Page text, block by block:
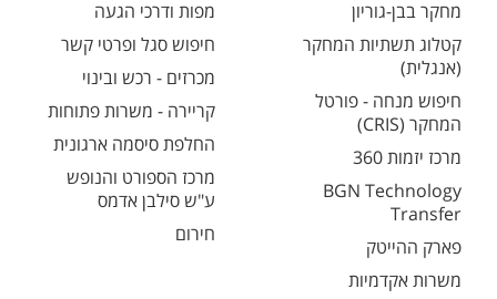
מחקר בבן-גוריון
קטלוג תשתיות המחקר
(אנגלית)
חיפוש מנחה - פורטל
המחקר (CRIS)
מרכז יזמות 360
BGN Technology
Transfer
פארק ההייטק
משרות אקדמיות
מפות ודרכי הגעה
חיפוש סגל ופרטי קשר
מכרזים - רכש ובינוי
קריירה - משרות פתוחות
החלפת סיסמה ארגונית
מרכז הספורט והנופש
ע"ש סילבן אדמס
חירום